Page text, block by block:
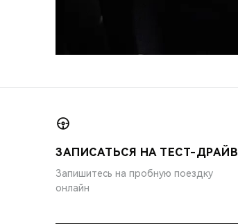
ЗАПИСАТЬСЯ НА ТЕСТ-ДРАЙВ
Запишитесь на пробную поездку
онлайн